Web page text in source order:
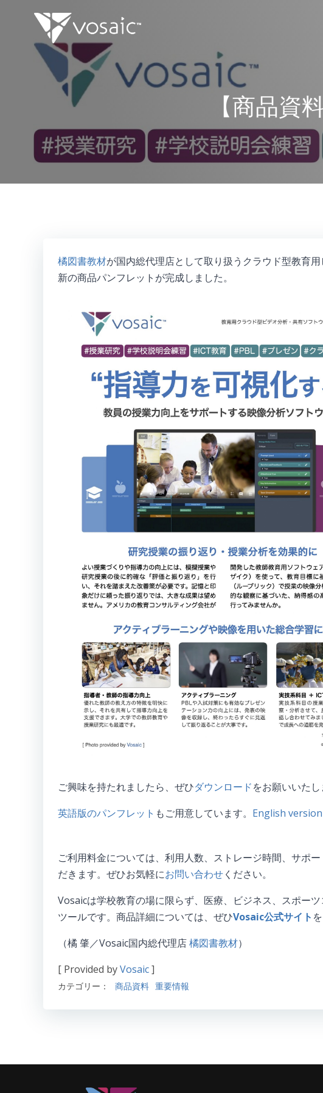
【商品資
橘図書教材が国内総代理店として取り扱うクラウド型教育
新の商品パンフレットが完成しました。
ご興味を持たれましたら、ぜひダウンロードをお願いいたし
英語版のパンフレット もご用意しています。 English version
ご利用料金については、利用人数、ストレージ時間、サポ
だきます。ぜひお気軽にお問い合わせください。
Vosaicは学校教育の場に限らず、医療、ビジネス、スポー
ツールです。商品詳細については、ぜひVosaic公式サイト
（橘 肇／Vosaic国内総代理店橘図書教材）
[ Provided byVosaic]
カテゴリー： 商品資料 重要情報